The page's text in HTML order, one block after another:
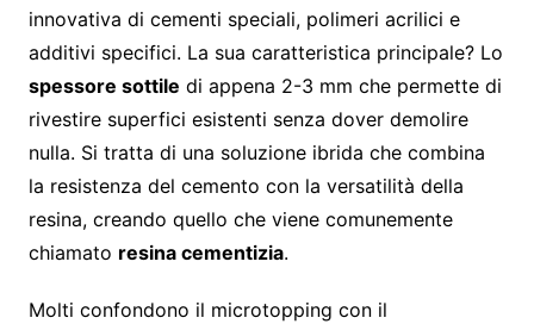
innovativa di cementi speciali, polimeri acrilici e
additivi specifici. La sua caratteristica principale? Lo
spessore sottile di appena 2-3 mm che permette di
rivestire superfici esistenti senza dover demolire
nulla. Si tratta di una soluzione ibrida che combina
la resistenza del cemento con la versatilità della
resina, creando quello che viene comunemente
chiamato resina cementizia.
Molti confondono il microtopping con il